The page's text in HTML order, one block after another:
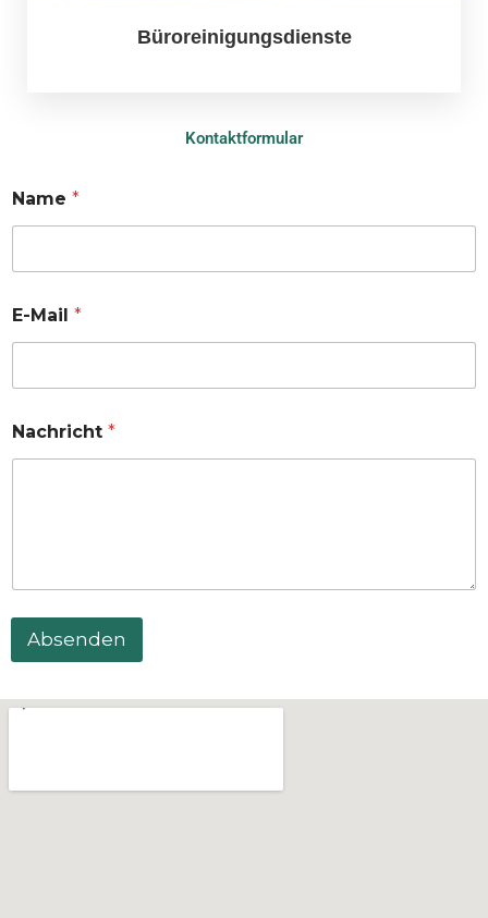
Büroreinigungsdienste
Kontaktformular
Name *
E-Mail *
Nachricht *
Absenden